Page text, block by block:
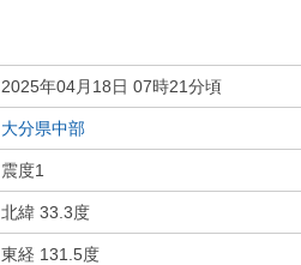
2025年04月18日 07時21分頃
大分県中部
震度1
北緯 33.3度
東経 131.5度